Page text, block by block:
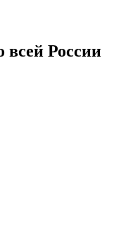
всей России